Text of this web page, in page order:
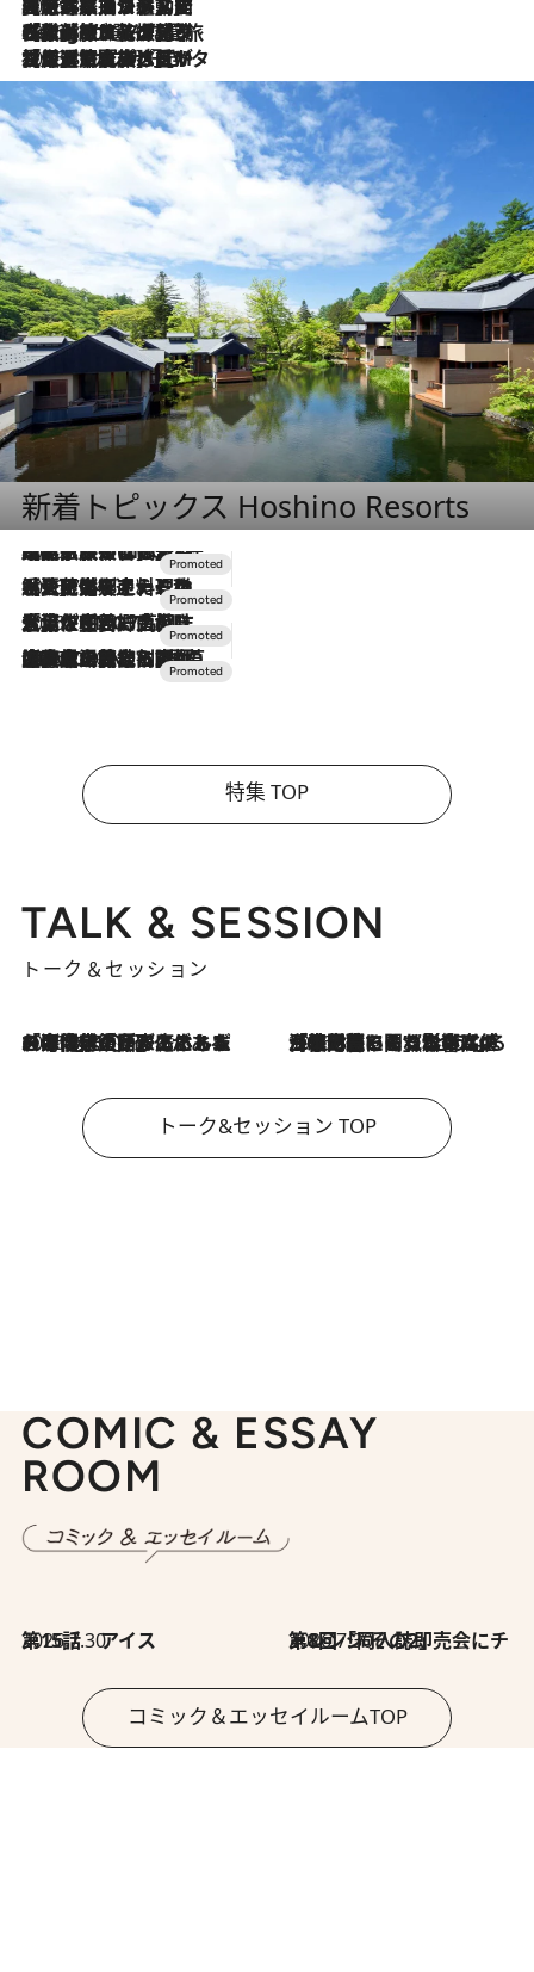
2026.8.5
【厳選旅コスメ】国内をあちこち移動する河井菜摘が選んだ夏旅ベストコスメ発表！「リラックスアイテムはマスト」【Mサイズジップ】
2026.8.4
【厳選旅コスメ】「紫外線＆乾燥対策しながらメイク感も！」ヘア＆メイクGeorgeが選んだ夏旅ベストコスメを発表！【Mサイズジップ】
2026.8.3
【厳選旅コスメ】「保湿もタイパ重視！」“サウナ好き”タレント清水みさとが愛用する夏旅ベストコスメを発表！【Mサイズジップ】
新着トピックス Hoshino Resorts
2026.7.31
【ホテル帰省】という選択肢をOMOが提案。家族とほどよい距離を保つには「昼は実家、夜は気兼ねなくホテルで！」
2026.7.24
【夏限定ディナーコース】旬を迎える稚鮎や花ズッキーニなどをイタリア・トスカーナの郷土料理の手法で満喫！
2026.7.17
「土佐和ハーブかき氷」がOMO7高知に登場！生姜、山椒、大葉など目にも舌にも涼を呼ぶ郷土の味
2026.7.10
NEW OPEN！【界 草津】名湯の地に誕生。趣の異なる2種の温泉と上州ならではの会席・蕎麦割烹など美食を味わう究極の癒やし旅
特集 TOP
TALK & SESSION
トーク＆セッション
2026.8.3
「今後値上げがあるとすれば…」「リスクがあるのは今年の冬」エネルギー専門家が語る、ホルムズ海峡封鎖が家庭にもたらす“ある心配” 2026.8.3
「住宅建てられない…」「サーチャージ料の高値が続いている」ホルムズ海峡封鎖による影響はいつまで続く？《エネルギー専門家に聞く“どうなる日本の暮らし”》
トーク&セッション TOP
COMIC & ESSAY
ROOM
2026.7.30
第15話 アイス 2026.7.30
第8回「同人誌即売会にチャレンジ その2」
コミック＆エッセイルームTOP